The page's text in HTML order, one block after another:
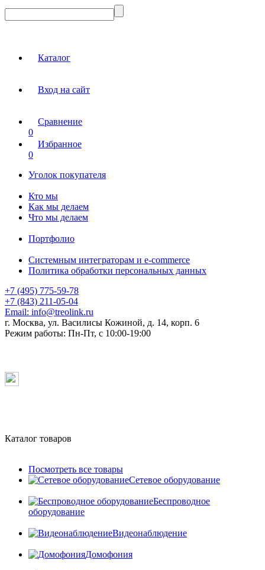
Каталог
Вход на сайт
Сравнение
0
Избранное
0
Уголок покупателя
Кто мы
Как мы делаем
Что мы делаем
Портфолио
Системным интеграторам и e-commerce
Политика обработки персональных данных
+7 (495) 775-59-78
+7 (843) 211-05-04
Email: info@treolink.ru
г. Москва, ул. Василисы Кожиной, д. 14, корп. 6
Режим работы: Пн-Пт, с 10:00-19:00
Каталог товаров
Посмотреть все товары
Сетевое оборудование
Беспроводное
оборудование
Видеонаблюдение
Домофония